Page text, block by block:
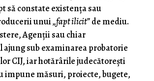
să constate existenţa sau
unui„fapt ilicit”de mediu.
Agenţii sau chiar
ajung sub examinarea probatorie
CIJ, iar hotărârile judecătoreşti
impune măsuri, proiecte, bugete,